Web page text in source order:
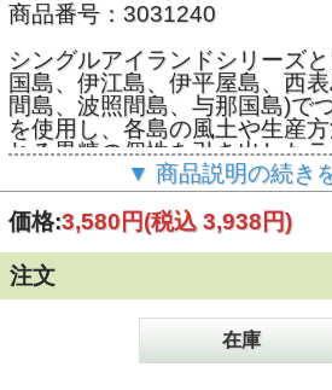
商品番号：3031240
シングルアイランドシリーズ
国島、伊江島、伊平屋島、西
間島、波照間島、与那国島)で
を使用し、各島の風土や生産
れる黒糖の個性を引き出した
てきました。
THE OKINAWA ISLANDS
が異なる黒糖の風味と島の風土
い、8島の黒糖からできる個性
ブレンドして仕上げた、沖縄の
レンデッドラムです。
青りんご、マスカット、搾り
ュース、はちみつのような、
▼ 商品説明の続き
価格:3,580円(税込 3,938円)
注文
在庫